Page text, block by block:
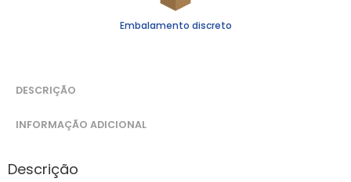
Embalamento discreto
DESCRIÇÃO
INFORMAÇÃO ADICIONAL
Descrição